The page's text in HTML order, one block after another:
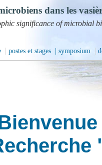
dans les
significance of microbial
| postes et stages | symposium |